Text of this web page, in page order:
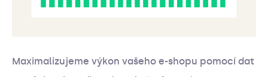
Maximalizujeme výkon vašeho e-shopu pomocí dat